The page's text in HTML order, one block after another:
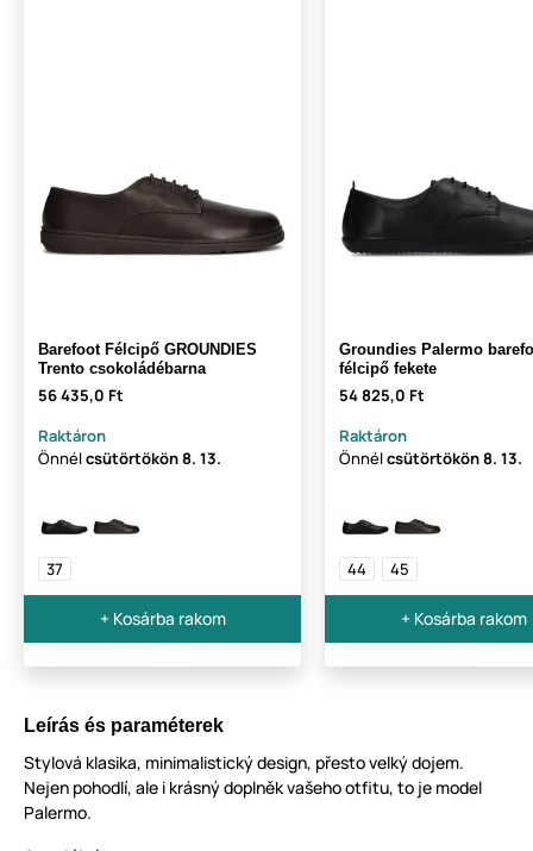
Barefoot Félcipő GROUNDIES
Trento csokoládébarna
56 435,0 Ft
Raktáron
Önnélcsütörtökön8. 13.
37
+ Kosárba rakom
Groundies Palermo
félcipő fekete
54 825,0 Ft
Raktáron
Önnélcsütörtökön8. 13.
44 45
+ Kosárba rakom
Leírás és paraméterek
Stylová klasika, minimalistický design, přesto velký dojem.
Nejen pohodlí, ale i krásný doplněk vašeho otfitu, to je model
Palermo.